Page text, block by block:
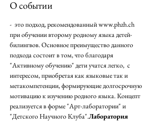
О событии
-  это подход, рекомендованный www.phzh.ch
при обучении второму родному языка детей-
билингвов. Основное преимущество данного
подхода состоит в том, что благодаря
"Активному обучению" дети учатся легко,  с
интересом, приобретая как языковые так и
метакомпетенции, формирующие долгосрочную
мотивацию к изучению родного языка. Концепт
реализуется в форме "Арт-лаборатории" и
"Детского Научного Клуба".Лаборатория